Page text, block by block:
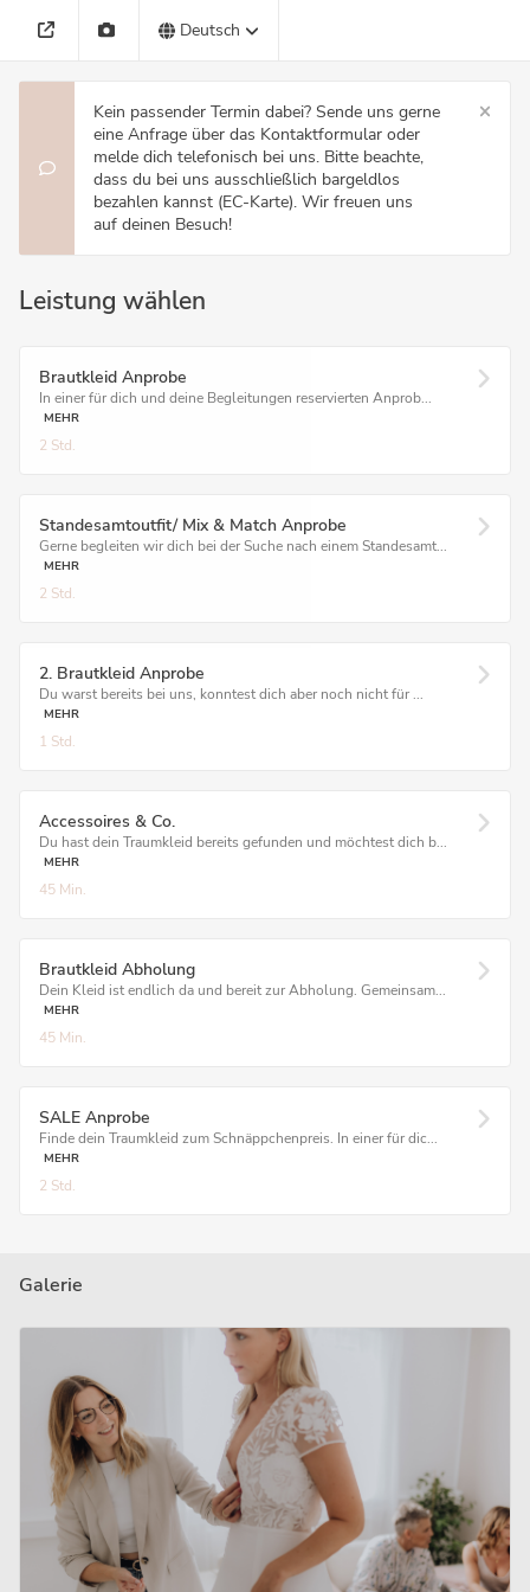
Deutsch
Kein passender Termin dabei? Sende uns gerne
eine Anfrage über das Kontaktformular oder
melde dich telefonisch bei uns. Bitte beachte,
dass du bei uns ausschließlich bargeldlos
bezahlen kannst (EC-Karte). Wir freuen uns
auf deinen Besuch!
Leistung wählen
Brautkleid Anprobe
In einer für dich und deine Begleitungen reservierten Anprob...
MEHR
2 Std.
Standesamtoutfit/ Mix & Match Anprobe
Gerne begleiten wir dich bei der Suche nach einem Standesamt...
MEHR
2 Std.
2. Brautkleid Anprobe
Du warst bereits bei uns, konntest dich aber noch nicht für ...
MEHR
1 Std.
Accessoires & Co.
Du hast dein Traumkleid bereits gefunden und möchtest dich b...
MEHR
45 Min.
Brautkleid Abholung
Dein Kleid ist endlich da und bereit zur Abholung. Gemeinsam...
MEHR
45 Min.
SALE Anprobe
Finde dein Traumkleid zum Schnäppchenpreis. In einer für dic...
MEHR
2 Std.
Galerie